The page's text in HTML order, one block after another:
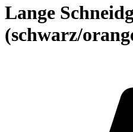
Lange
(schwarz/